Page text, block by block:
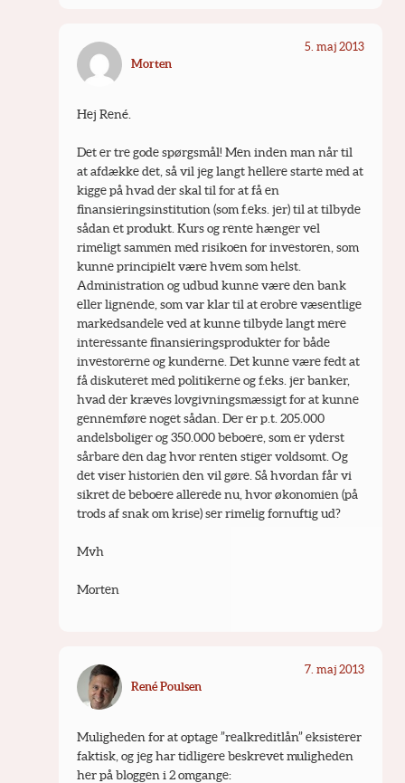
Morten
5. maj 2013
Hej René.
Det er tre gode spørgsmål! Men inden man når til
at afdække det, så vil jeg langt hellere starte med at
kigge på hvad der skal til for at få en
finansieringsinstitution (som f.eks. jer) til at tilbyde
sådan et produkt. Kurs og rente hænger vel
rimeligt sammen med risikoen for investoren, som
kunne principielt være hvem som helst.
Administration og udbud kunne være den bank
eller lignende, som var klar til at erobre væsentlige
markedsandele ved at kunne tilbyde langt mere
interessante finansieringsprodukter for både
investorerne og kunderne. Det kunne være fedt at
få diskuteret med politikerne og f.eks. jer banker,
hvad der kræves lovgivningsmæssigt for at kunne
gennemføre noget sådan. Der er p.t. 205.000
andelsboliger og 350.000 beboere, som er yderst
sårbare den dag hvor renten stiger voldsomt. Og
det viser historien den vil gøre. Så hvordan får vi
sikret de beboere allerede nu, hvor økonomien (på
trods af snak om krise) ser rimelig fornuftig ud?
Mvh
Morten
René Poulsen
7. maj 2013
Muligheden for at optage ”realkreditlån” eksisterer
faktisk, og jeg har tidligere beskrevet muligheden
her på bloggen i 2 omgange: